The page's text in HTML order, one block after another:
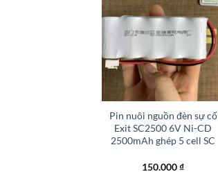
Pin nuôi nguồn đèn sự cố
Exit SC2500 6V Ni-CD
2500mAh ghép 5 cell SC
150.000₫